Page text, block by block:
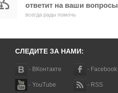
ответит на ваши вопросы
всегда рады помочь
СЛЕДИТЕ ЗА НАМИ:
- ВКонтакте
- YouTube
- Facebook
- RSS